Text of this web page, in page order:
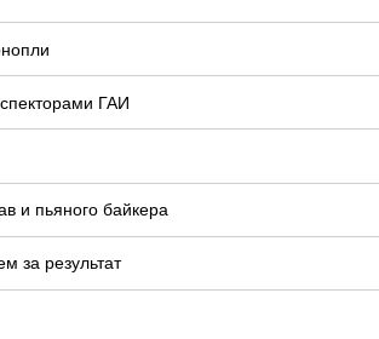
ГАИ
и пьяного байкера
за результат